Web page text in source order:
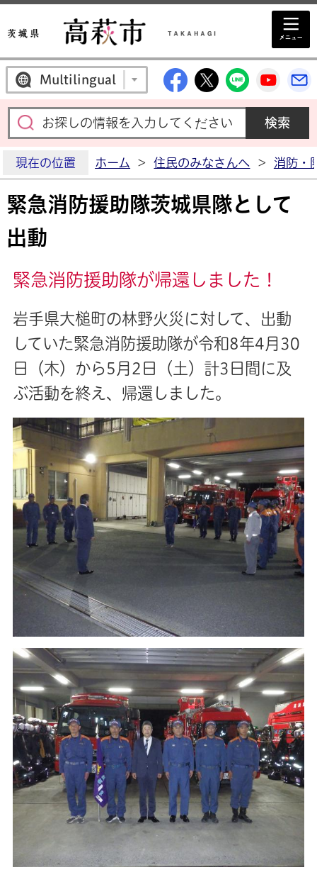
Multilingual 高萩市公式
高萩市公式X
高萩市
高
現在の位置 ホーム > 住民のみなさんへ > 消防・
緊急消防援助隊茨城県隊として
出動
緊急消防援助隊が帰還しました！
岩手県大槌町の林野火災に対して、出動
していた緊急消防援助隊が令和8年4月30
日（木）から5月2日（土）計3日間に及
ぶ活動を終え、帰還しました。